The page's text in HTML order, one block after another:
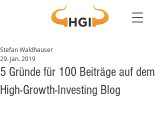
5 Gründe für 100 Beiträge auf dem
High-Growth-Investing Blog
Stefan Waldhauser
29. Jan. 2019